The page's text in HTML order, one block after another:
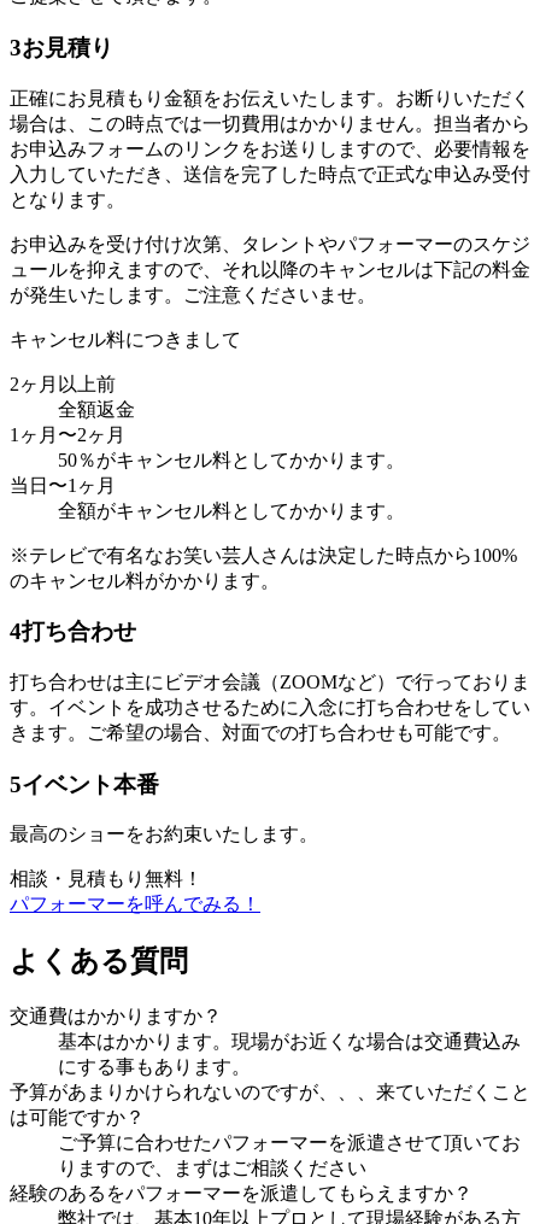
3お見積り
正確にお見積もり金額をお伝えいたします。お断りいただく
場合は、この時点では一切費用はかかりません。担当者から
お申込みフォームのリンクをお送りしますので、必要情報を
入力していただき、送信を完了した時点で正式な申込み受付
となります。
お申込みを受け付け次第、タレントやパフォーマーのスケジ
ュールを抑えますので、それ以降のキャンセルは下記の料金
が発生いたします。ご注意くださいませ。
キャンセル料につきまして
2ヶ月以上前
全額返金
1ヶ月〜2ヶ月
50％がキャンセル料としてかかります。
当日〜1ヶ月
全額がキャンセル料としてかかります。
※テレビで有名なお笑い芸人さんは決定した時点から100%
のキャンセル料がかかります。
4打ち合わせ
打ち合わせは主にビデオ会議（ZOOMなど）で行っておりま
す。イベントを成功させるために入念に打ち合わせをしてい
きます。ご希望の場合、対面での打ち合わせも可能です。
5イベント本番
最高のショーをお約束いたします。
相談・見積もり無料！
パフォーマーを呼んでみる！
よくある質問
交通費はかかりますか？
基本はかかります。現場がお近くな場合は交通費込み
にする事もあります。
予算があまりかけられないのですが、、、来ていただくこと
は可能ですか？
ご予算に合わせたパフォーマーを派遣させて頂いてお
りますので、まずはご相談ください
経験のあるをパフォーマーを派遣してもらえますか？
弊社では、基本10年以上プロとして現場経験がある方